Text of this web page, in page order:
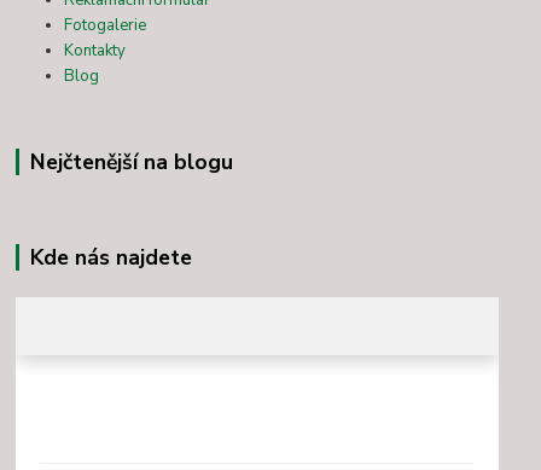
Fotogalerie
Kontakty
Blog
Nejčtenější na blogu
Kde nás najdete